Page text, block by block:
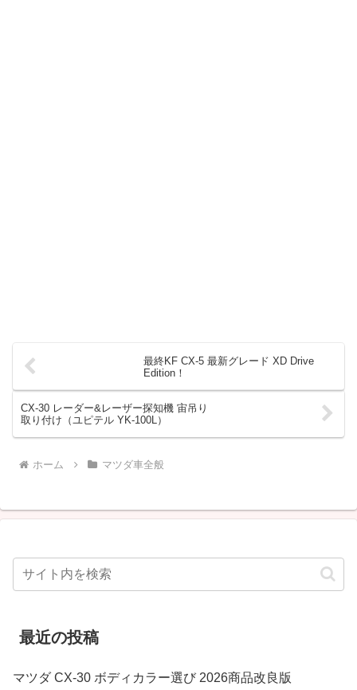
最終KF CX-5 最新グレード XD Drive
Edition！
CX-30 レーダー&レーザー探知機 宙吊り
取り付け（ユピテル YK-100L）
ホーム マツダ車全般
最近の投稿
マツダ CX-30 ボディカラー選び 2026商品改良版